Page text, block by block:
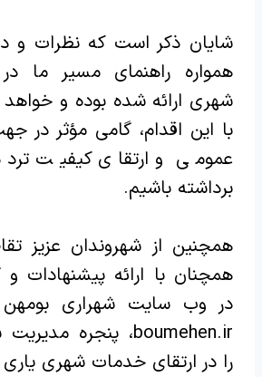
شایان ذکر است که نظرات و
همواره راهنمای مسیر ما
شهری ارائه شده بوده و خواهد
با این اقدام، گامی مؤثر
عمومی و ارتقای کیفیت
برداشته باشیم.‌
همچنین از شهروندان عزیز
همچنان با ارائه پیشنهادات
را در ارتقای خدمات شهری یاری